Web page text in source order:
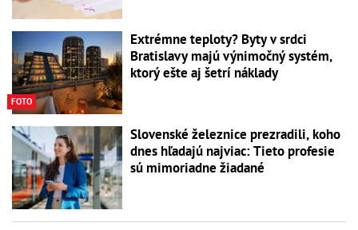
FOTO
Extrémne teploty? Byty v srdci
Bratislavy majú výnimočný systém,
ktorý ešte aj šetrí náklady
Slovenské železnice prezradili, koho
dnes hľadajú najviac: Tieto profesie
sú mimoriadne žiadané